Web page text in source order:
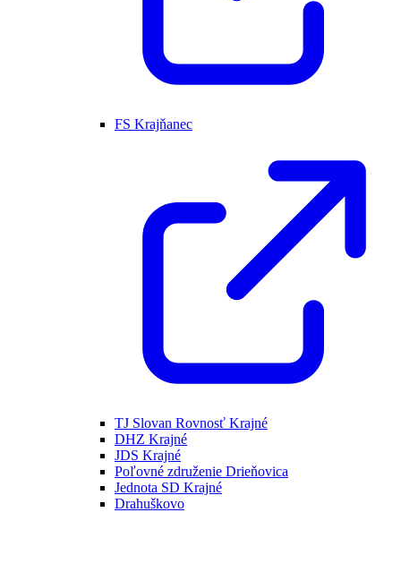
FS Krajňanec
TJ Slovan Rovnosť Krajné
DHZ Krajné
JDS Krajné
Poľovné združenie Drieňovica
Jednota SD Krajné
Drahuškovo